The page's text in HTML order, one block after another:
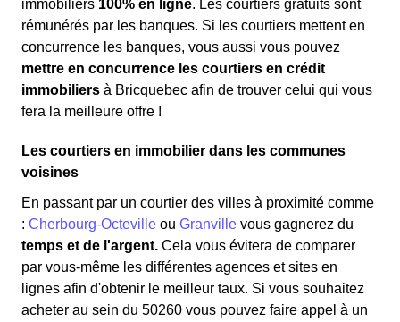
immobiliers 100% en ligne. Les courtiers gratuits sont
rémunérés par les banques. Si les courtiers mettent en
concurrence les banques, vous aussi vous pouvez
mettre en concurrence les courtiers en crédit
immobiliers à Bricquebec afin de trouver celui qui vous
fera la meilleure offre !
Les courtiers en immobilier dans les communes
voisines
En passant par un courtier des villes à proximité comme
: Cherbourg-Octeville ou Granville vous gagnerez du
temps et de l'argent. Cela vous évitera de comparer
par vous-même les différentes agences et sites en
lignes afin d'obtenir le meilleur taux. Si vous souhaitez
acheter au sein du 50260 vous pouvez faire appel à un